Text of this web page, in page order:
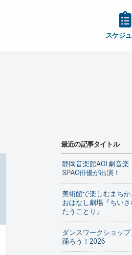
スケジ
最近の記事タイトル
静岡音楽館AOI 劇音楽
SPAC俳優が出演！
美術館で楽しむまち
おはなし劇場『ちい
たうことり』
ダンスワークショッ
踊ろう！2026